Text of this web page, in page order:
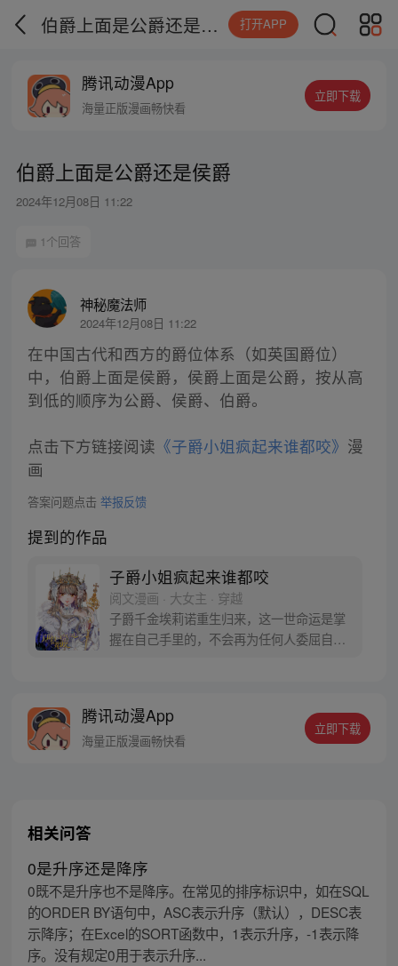
伯爵上面是公爵还是侯爵 打开APP
腾讯动漫App
海量正版漫画畅快看
立即下载
伯爵上面是公爵还是侯爵
2024年12月08日 11:22
1个回答
神秘魔法师
2024年12月08日 11:22
在中国古代和西方的爵位体系（如英国爵位）
中，伯爵上面是侯爵，侯爵上面是公爵，按从高
到低的顺序为公爵、侯爵、伯爵。
点击下方链接阅读 《子爵小姐疯起来谁都咬》 漫
画
答案问题点击 举报反馈
提到的作品
子爵小姐疯起来谁都咬
阅文漫画 · 大女主 · 穿越
子爵千金埃莉诺重生归来，这一世命运是掌
握在自己手里的，不会再为任何人委屈自
腾讯动漫App
海量正版漫画畅快看
立即下载
相关问答
0是升序还是降序
0既不是升序也不是降序。在常见的排序标识中，如在SQL
的ORDER BY语句中，ASC表示升序（默认），DESC表
示降序；在Excel的SORT函数中，1表示升序，-1表示降
序。没有规定0用于表示升序...